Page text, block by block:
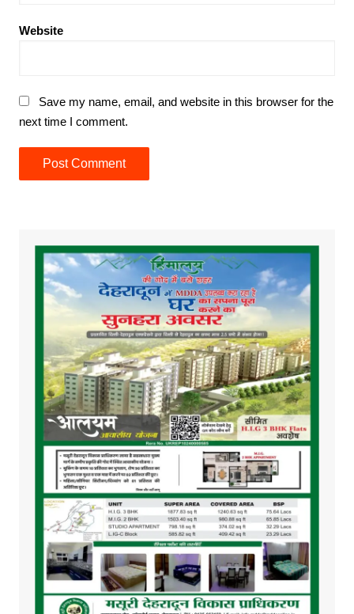
Website
Save my name, email, and website in this browser for the
next time I comment.